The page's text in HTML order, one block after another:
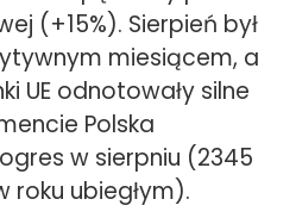
(+15%). Sierpień był
miesiącem, a
UE odnotowały silne
Polska
w sierpniu (2345
roku ubiegłym).